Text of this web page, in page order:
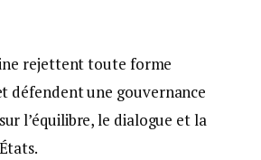
rejettent toute forme
défendent une gouvernance
l’équilibre, le dialogue et la